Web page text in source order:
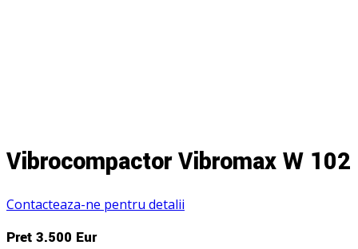
Vibrocompactor Vibromax W 102
Contacteaza-ne pentru detalii
Preț 3.500 Eur